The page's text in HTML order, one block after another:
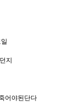
지
어야된단다